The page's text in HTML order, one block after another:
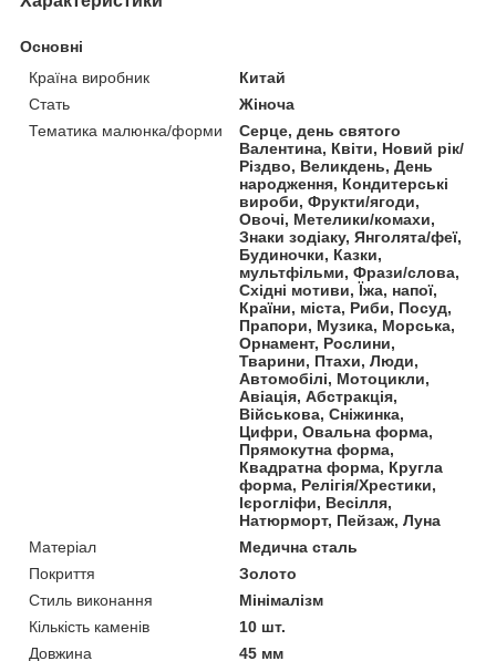
Основні
Країна виробник
Китай
Стать
Жіноча
Тематика малюнка/форми
Серце, день святого
Валентина, Квіти, Новий рік/
Різдво, Великдень, День
народження, Кондитерські
вироби, Фрукти/ягоди,
Овочі, Метелики/комахи,
Знаки зодіаку, Янголята/феї,
Будиночки, Казки,
мультфільми, Фрази/слова,
Східні мотиви, Їжа, напої,
Країни, міста, Риби, Посуд,
Прапори, Музика, Морська,
Орнамент, Рослини,
Тварини, Птахи, Люди,
Автомобілі, Мотоцикли,
Авіація, Абстракція,
Військова, Сніжинка,
Цифри, Овальна форма,
Прямокутна форма,
Квадратна форма, Кругла
форма, Релігія/Хрестики,
Ієрогліфи, Весілля,
Натюрморт, Пейзаж, Луна
Матеріал
Медична сталь
Покриття
Золото
Стиль виконання
Мінімалізм
Кількість каменів
10 шт.
Довжина
45 мм